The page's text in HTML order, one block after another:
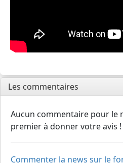
Les commentaires
Aucun commentaire pour le
premier à donner votre avis !
Commenter la news sur le